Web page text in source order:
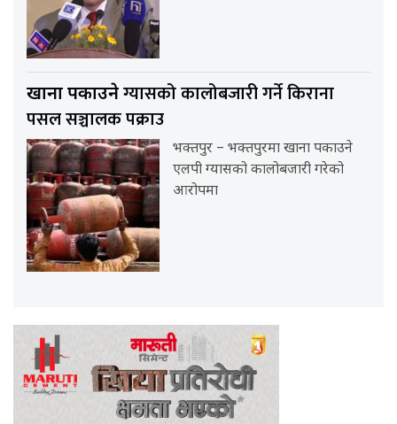
खाना पकाउनेग्यासको कालोबजारी गर्ने किराना
पसल सञ्चालक पक्राउ
भक्तपुर – भक्तपुरमा खाना पकाउने
एलपी ग्यासको कालोबजारी गरेको
आरोपमा